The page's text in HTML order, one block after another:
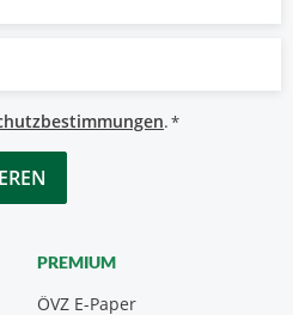
.*
PREMIUM
ÖVZ E-Paper